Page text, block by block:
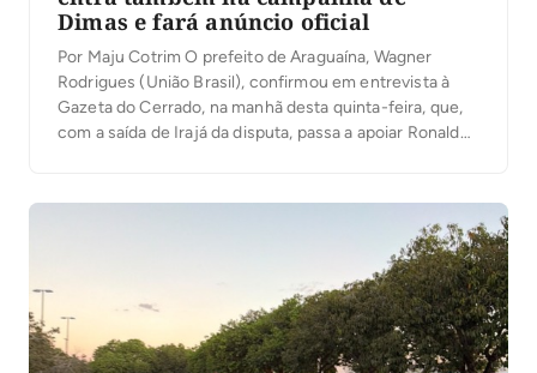
Dimas e fará anúncio oficial
Por Maju Cotrim O prefeito de Araguaína, Wagner
Rodrigues (União Brasil), confirmou em entrevista à
Gazeta do Cerrado, na manhã desta quinta-feira, que,
com a saída de Irajá da disputa, passa a apoiar Ronaldo
isso as […]